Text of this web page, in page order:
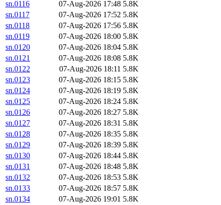
sn.0116 07-Aug-2026 17:48 5.8K
sn.0117
07-Aug-2026 17:52 5.8K
sn.0118
07-Aug-2026 17:56 5.8K
sn.0119
07-Aug-2026 18:00 5.8K
sn.0120
07-Aug-2026 18:04 5.8K
sn.0121
07-Aug-2026 18:08 5.8K
sn.0122
07-Aug-2026 18:11 5.8K
sn.0123
07-Aug-2026 18:15 5.8K
sn.0124
07-Aug-2026 18:19 5.8K
sn.0125
07-Aug-2026 18:24 5.8K
sn.0126
07-Aug-2026 18:27 5.8K
sn.0127
07-Aug-2026 18:31 5.8K
sn.0128
07-Aug-2026 18:35 5.8K
sn.0129
07-Aug-2026 18:39 5.8K
sn.0130
07-Aug-2026 18:44 5.8K
sn.0131
07-Aug-2026 18:48 5.8K
sn.0132
07-Aug-2026 18:53 5.8K
sn.0133
07-Aug-2026 18:57 5.8K
sn.0134
07-Aug-2026 19:01 5.8K